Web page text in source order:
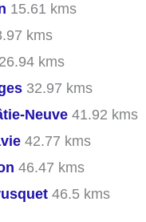
15.61 kms
kms
26.94 kms
32.97 kms
Neuve 41.92 kms
42.77 kms
46.47 kms
46.5 kms